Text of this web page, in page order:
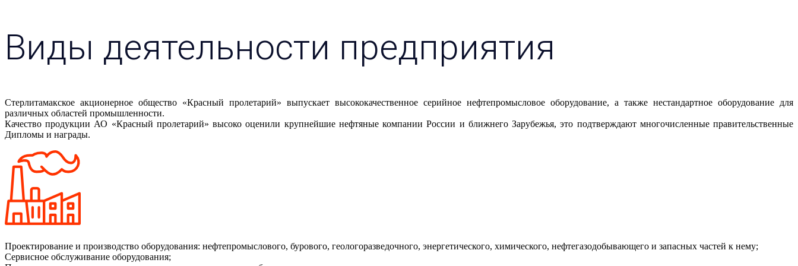
Виды деятельности предприятия
Стерлитамакское акционерное общество «Красный пролетарий» выпускает высококачественное серийное нефтепромысловое оборудование, а также нестандартное оборудование для
различных областей промышленности.
Качество продукции АО «Красный пролетарий» высоко оценили крупнейшие нефтяные компании России и ближнего Зарубежья, это подтверждают многочисленные правительственные
Дипломы и награды.
Проектирование и производство оборудования: нефтепромыслового, бурового, геологоразведочного, энергетического, химического, нефтегазодобывающего и запасных частей к нему;
Сервисное обслуживание оборудования;